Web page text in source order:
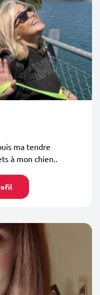
ma tendre
à mon chien..